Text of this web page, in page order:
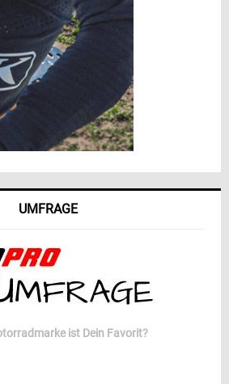
UMFRAGE
ist Dein Favorit?